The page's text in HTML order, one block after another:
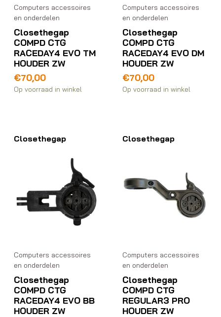
Computers accessoires
en onderdelen
Closethegap
COMPD CTG
RACEDAY4 EVO TM
HOUDER ZW
€70,00
Op voorraad in winkel
Computers accessoires
en onderdelen
Closethegap
COMPD CTG
RACEDAY4 EVO DM
HOUDER ZW
€70,00
Op voorraad in winkel
Closethegap
Computers accessoires
en onderdelen
Closethegap
COMPD CTG
RACEDAY4 EVO BB
HOUDER ZW
Closethegap
Computers accessoires
en onderdelen
Closethegap
COMPD CTG
REGULAR3 PRO
HOUDER ZW